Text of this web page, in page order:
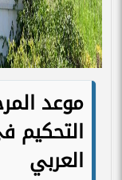
موعد
التحكيم
العربي